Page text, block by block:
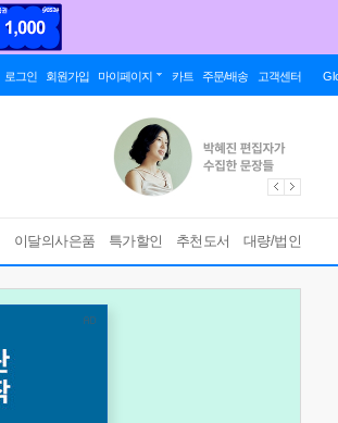
로그인 회원가입 마이페이지 카트 주문/배송 고객센터
이달의사은품 특가할인 추천도서 대량/법인